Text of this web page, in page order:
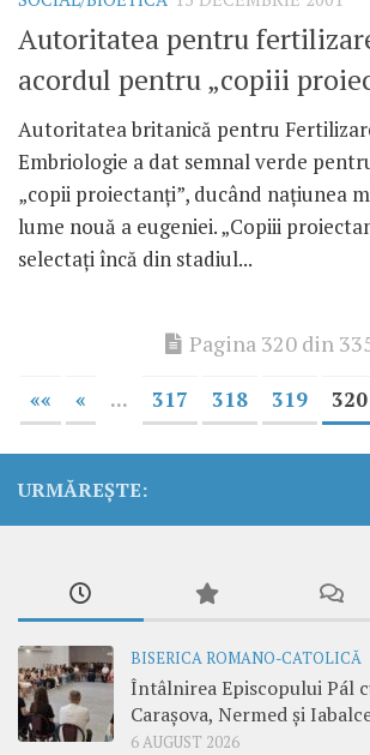
Autoritatea pentru
acordul pentru „copiii
Autoritatea britanică pentru
Embriologie a dat semnal verde
„copii proiectanţi”, ducând naţiunea
lume nouă a eugeniei. „Copiii
selectaţi încă din stadiul...
Pagina 320 din
«« « ... 317 318 319 320
URMĂREȘTE:
BISERICA ROMANO-CATOLICĂ
Întâlnirea Episcopului Pál
Carașova, Nermed și
6 AUGUST 2026